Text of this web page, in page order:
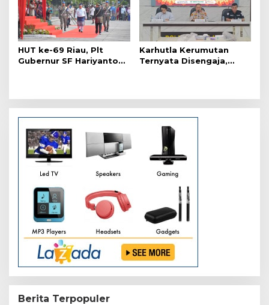
HUT ke-69 Riau, Plt
Gubernur SF Hariyanto
Karhutla Kerumutan
Ternyata Disengaja,
Berita Terpopuler